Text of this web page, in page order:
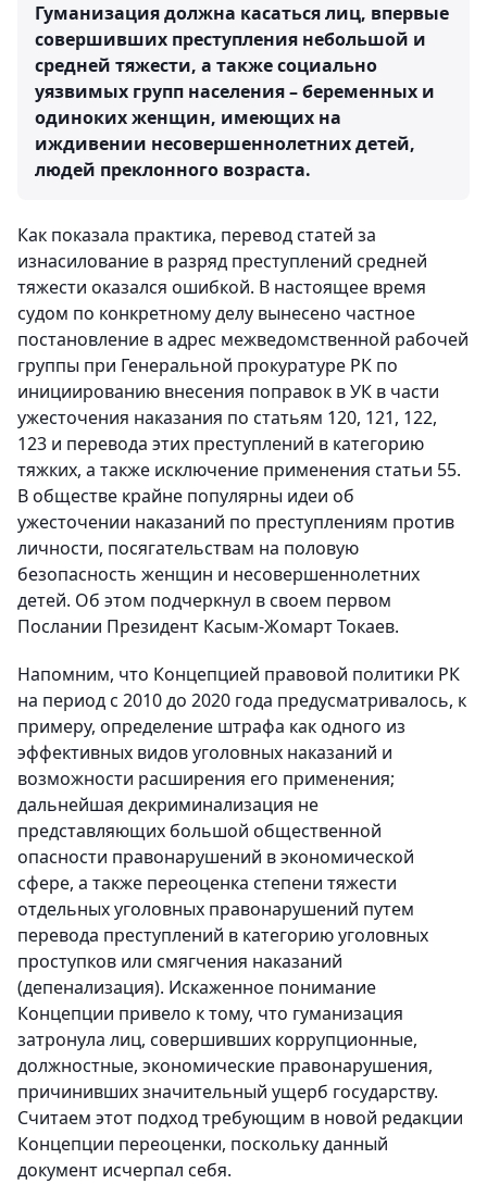
Гуманизация должна касаться лиц, впервые
совершивших преступления небольшой и
средней тяжести, а также социально
уязвимых групп населения – беременных и
одиноких женщин, имеющих на
иждивении несовершеннолетних детей,
людей преклонного возраста.
Как показала практика, перевод статей за
изнасилование в разряд преступлений средней
тяжести оказался ошибкой. В настоящее время
судом по конкретному делу вынесено частное
постановление в адрес межведомственной рабочей
группы при Генеральной прокуратуре РК по
инициированию внесения поправок в УК в части
ужесточения наказания по статьям 120, 121, 122,
123 и перевода этих преступлений в категорию
тяжких, а также исключение применения статьи 55.
В обществе крайне популярны идеи об
ужесточении наказаний по преступлениям против
личности, посягательствам на половую
безопасность женщин и несовершеннолетних
детей. Об этом подчеркнул в своем первом
Послании Президент Касым-Жомарт Токаев.
Напомним, что Концепцией правовой политики РК
на период с 2010 до 2020 года предусматривалось, к
примеру, определение штрафа как одного из
эффективных видов уголовных наказаний и
возможности расширения его применения;
дальнейшая декриминализация не
представляющих большой общественной
опасности правонарушений в экономической
сфере, а также переоценка степени тяжести
отдельных уголовных правонарушений путем
перевода преступлений в категорию уголовных
проступков или смягчения наказаний
(депенализация). Искаженное понимание
Концепции привело к тому, что гуманизация
затронула лиц, совершивших коррупционные,
должностные, экономические правонарушения,
причинивших значительный ущерб государству.
Считаем этот подход требующим в новой редакции
Концепции переоценки, поскольку данный
документ исчерпал себя.